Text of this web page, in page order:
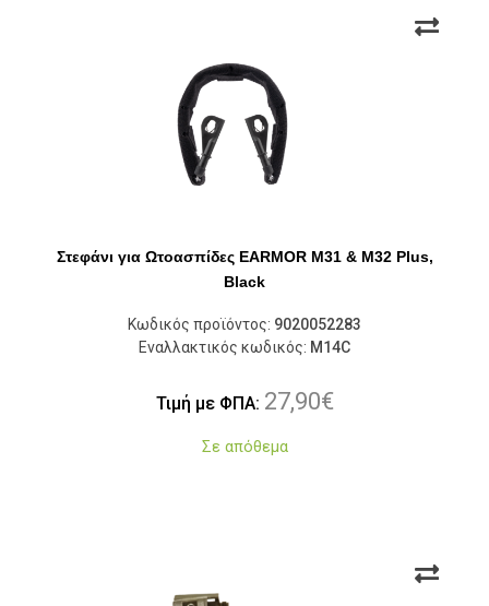
Στεφάνι για Ωτοασπίδες EARMOR M31 & M32 Plus,
Black
Κωδικός προϊόντος: 9020052283
Εναλλακτικός κωδικός: M14C
Τιμή με ΦΠΑ: 27,90€
Σε απόθεμα